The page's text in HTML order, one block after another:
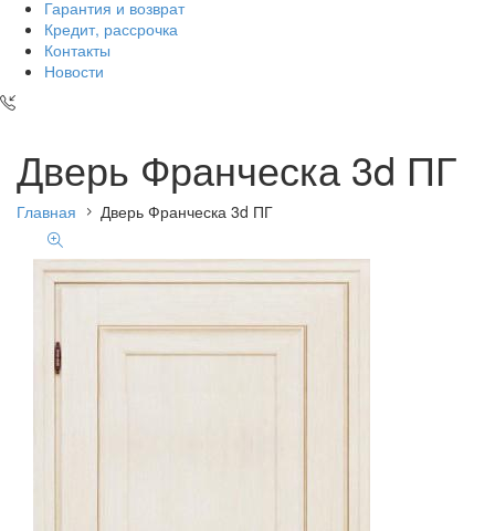
Гарантия и возврат
Кредит, рассрочка
Контакты
Новости
Дверь Франческа 3d ПГ
Главная Дверь Франческа 3d ПГ